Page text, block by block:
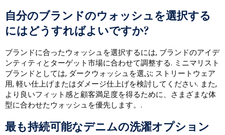
自分のブランドのウォッシュを選択する
にはどうすればよいですか?
ブランドに合ったウォッシュを選択するには, ブランドのアイデ
ンティティとターゲット市場に合わせて調整する. ミニマリスト
ブランドとしては, ダークウォッシュを選ぶ; ストリートウェア
用, 軽い仕上げまたはダメージ仕上げを検討してください. また,
より良いフィット感と顧客満足度を得るために、さまざまな体
型に合わせたウォッシュを優先します。.
最も持続可能なデニムの洗濯オプション